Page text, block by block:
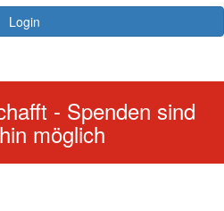
Login
- Spenden sind
möglich